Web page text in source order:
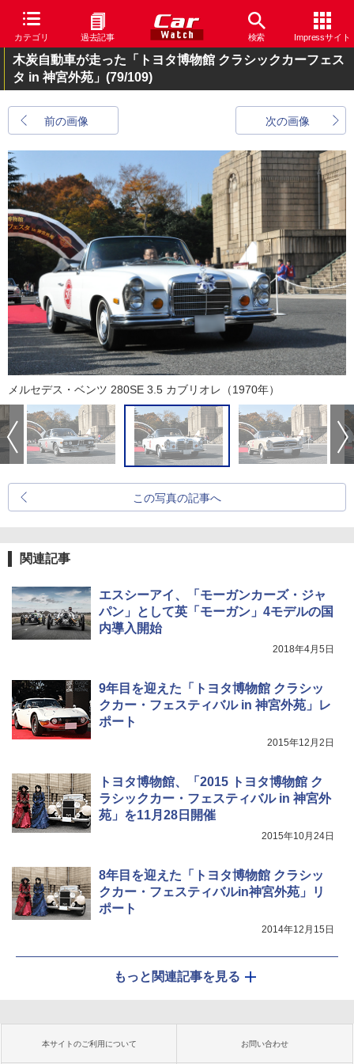
カテゴリ 過去記事 検索 Impressサイト
木炭自動車が走った「トヨタ博物館 クラシックカーフェス
タ in 神宮外苑」 (79/109)
前の画像 次の画像
メルセデス・ベンツ 280SE 3.5 カブリオレ（1970年）
この写真の記事へ
関連記事
エスシーアイ、「モーガンカーズ・ジャ
パン」として英「モーガン」4モデルの国
内導入開始
2018年4月5日
9年目を迎えた「トヨタ博物館 クラシッ
クカー・フェスティバル in 神宮外苑」レ
ポート
2015年12月2日
トヨタ博物館、「2015 トヨタ博物館 ク
ラシックカー・フェスティバル in 神宮外
苑」を11月28日開催
2015年10月24日
8年目を迎えた「トヨタ博物館 クラシッ
クカー・フェスティバルin神宮外苑」リ
ポート
2014年12月15日
もっと関連記事を見る
本サイトのご利用について お問い合わせ